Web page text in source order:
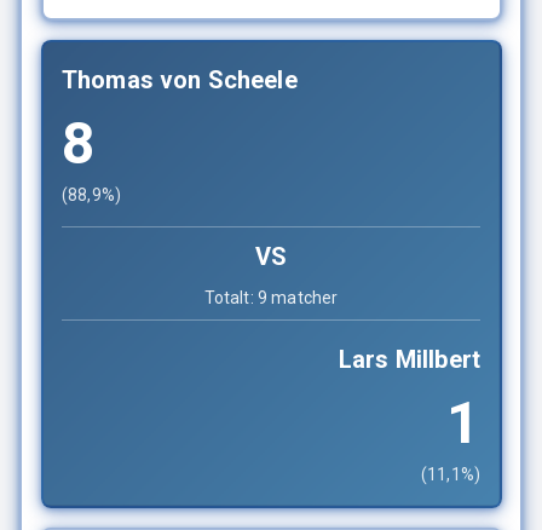
Thomas von Scheele
8
(88,9%)
VS
Totalt: 9 matcher
Lars Millbert
1
(11,1%)